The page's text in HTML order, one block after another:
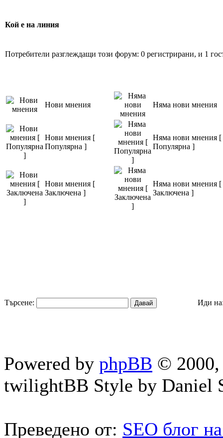
Кой е на линия
Потребители разглеждащи този форум: 0 регистрирани, и 1
Нови мнения Няма нови мнения
Нови мнения [
Популярна ]
Няма нови мнения [
Популярна ]
Нови мнения [
Заключена ]
Няма нови мнения [
Заключена ]
Търсене: Иди
Powered by phpBB © 2000,
twilightBB Style by Daniel
Преведено от: SEO блог